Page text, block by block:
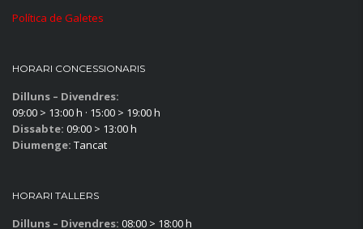
Política de Galetes
HORARI CONCESSIONARIS
Dilluns – Divendres:
09:00 > 13:00 h · 15:00 > 19:00 h
Dissabte: 09:00 > 13:00 h
Diumenge: Tancat
HORARI TALLERS
Dilluns – Divendres: 08:00 > 18:00 h